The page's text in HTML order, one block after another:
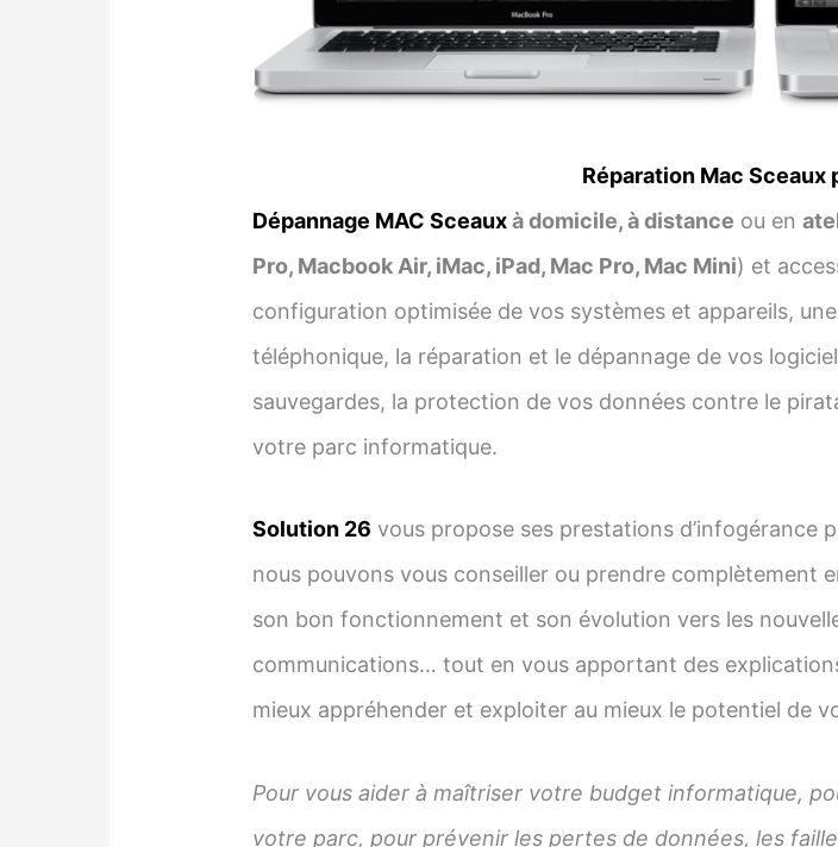
Réparation Mac Sceaux
Dépannage MAC Sceauxà domicile, à distance ou en
Pro, Macbook Air, iMac, iPad, Mac Pro, Mac Mini) et
configuration optimisée de vos systèmes et appareils,
téléphonique, la réparation et le dépannage de vos
sauvegardes, la protection de vos données contre le
votre parc informatique.
Solution 26 vous propose ses prestations d’infogérance
nous pouvons vous conseiller ou prendre complètement
son bon fonctionnement et son évolution vers les
communications… tout en vous apportant des
mieux appréhender et exploiter au mieux le potentiel de
Pour vous aider à maîtriser votre budget informatique,
votre parc, pour prévenir les pertes de données, les